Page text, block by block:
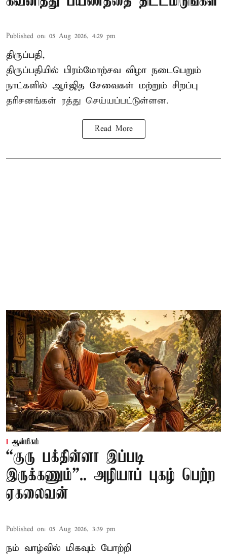
Published on: 05 Aug 2026, 4:29 pm
திருப்பதி,
திருப்பதியில் பிரம்மோற்சவ விழா நடைபெறும்
நாட்களில் ஆர்ஜித சேவைகள் மற்றும் சிறப்பு
தரிசனங்கள் ரத்து செய்யப்பட்டுள்ளன.
Read More
ஆன்மிகம்
“குரு பக்தின்னா இப்படி
இருக்கணும்”.. அழியாப் புகழ் பெற்ற
ஏகலைவன்
Published on: 05 Aug 2026, 3:39 pm
நம் வாழ்வில் மிகவும் போற்றி